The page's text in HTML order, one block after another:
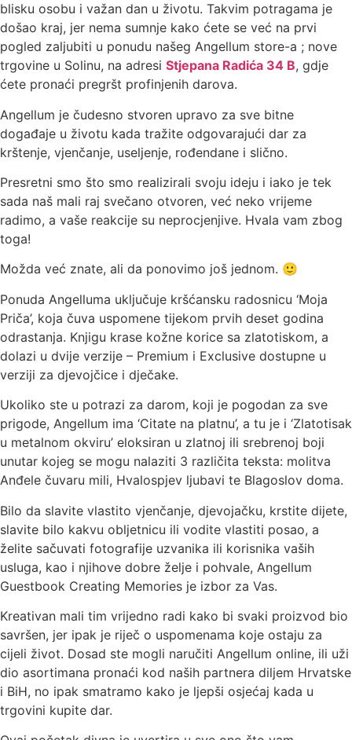
blisku osobu i važan dan u životu. Takvim potragama je
došao kraj, jer nema sumnje kako ćete se već na prvi
pogled zaljubiti u ponudu našeg Angellum store-a ; nove
trgovine u Solinu, na adresi Stjepana Radića 34 B, gdje
ćete pronaći pregršt profinjenih darova.
Angellum je čudesno stvoren upravo za sve bitne
događaje u životu kada tražite odgovarajući dar za
krštenje, vjenčanje, useljenje, rođendane i slično.
Presretni smo što smo realizirali svoju ideju i iako je tek
sada naš mali raj svečano otvoren, već neko vrijeme
radimo, a vaše reakcije su neprocjenjive. Hvala vam zbog
toga!
Možda već znate, ali da ponovimo još jednom. 🙂
Ponuda Angelluma uključuje kršćansku radosnicu ‘Moja
Priča’, koja čuva uspomene tijekom prvih deset godina
odrastanja. Knjigu krase kožne korice sa zlatotiskom, a
dolazi u dvije verzije – Premium i Exclusive dostupne u
verziji za djevojčice i dječake.
Ukoliko ste u potrazi za darom, koji je pogodan za sve
prigode, Angellum ima ‘Citate na platnu’, a tu je i ‘Zlatotisak
u metalnom okviru’ eloksiran u zlatnoj ili srebrenoj boji
unutar kojeg se mogu nalaziti 3 različita teksta: molitva
Anđele čuvaru mili, Hvalospjev ljubavi te Blagoslov doma.
Bilo da slavite vlastito vjenčanje, djevojačku, krstite dijete,
slavite bilo kakvu obljetnicu ili vodite vlastiti posao, a
želite sačuvati fotografije uzvanika ili korisnika vaših
usluga, kao i njihove dobre želje i pohvale, Angellum
Guestbook Creating Memories je izbor za Vas.
Kreativan mali tim vrijedno radi kako bi svaki proizvod bio
savršen, jer ipak je riječ o uspomenama koje ostaju za
cijeli život. Dosad ste mogli naručiti Angellum online, ili uži
dio asortimana pronaći kod naših partnera diljem Hrvatske
i BiH, no ipak smatramo kako je ljepši osjećaj kada u
trgovini kupite dar.